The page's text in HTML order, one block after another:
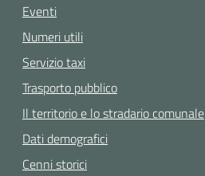
Eventi
Numeri utili
Servizio taxi
Trasporto pubblico
Il territorio e lo stradario comunale
Dati demografici
Cenni storici